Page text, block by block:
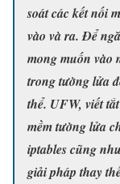
soát các kết nối
vào và ra. Để
mong muốn vào
trong tường lửa
thể. UFW, viết
mềm tường lửa
iptables cũng
giải pháp thay